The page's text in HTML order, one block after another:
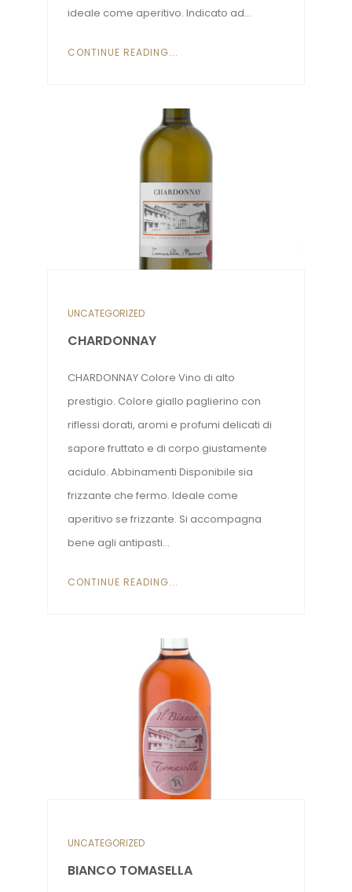
ideale come aperitivo. Indicato ad...
CONTINUE READING...
UNCATEGORIZED
CHARDONNAY
CHARDONNAY Colore Vino di alto
prestigio. Colore giallo paglierino con
riflessi dorati, aromi e profumi delicati di
sapore fruttato e di corpo giustamente
acidulo. Abbinamenti Disponibile sia
frizzante che fermo. Ideale come
aperitivo se frizzante. Si accompagna
bene agli antipasti...
CONTINUE READING...
UNCATEGORIZED
BIANCO TOMASELLA